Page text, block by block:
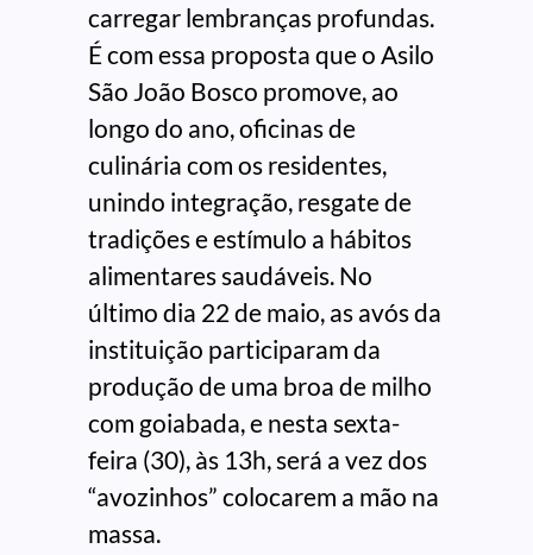
carregar lembranças profundas.
É com essa proposta que o Asilo
São João Bosco promove, ao
longo do ano, oficinas de
culinária com os residentes,
unindo integração, resgate de
tradições e estímulo a hábitos
alimentares saudáveis. No
último dia 22 de maio, as avós da
instituição participaram da
produção de uma broa de milho
com goiabada, e nesta sexta-
feira (30), às 13h, será a vez dos
“avozinhos” colocarem a mão na
massa.